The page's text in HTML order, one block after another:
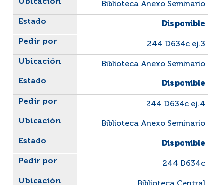
Biblioteca Anexo Seminario
Disponible
244 D634c ej.3
Biblioteca Anexo Seminario
Disponible
244 D634c ej.4
Biblioteca Anexo Seminario
Disponible
244 D634c